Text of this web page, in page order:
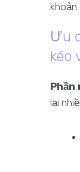
khoản
Ưu
kéo
Phần
lại